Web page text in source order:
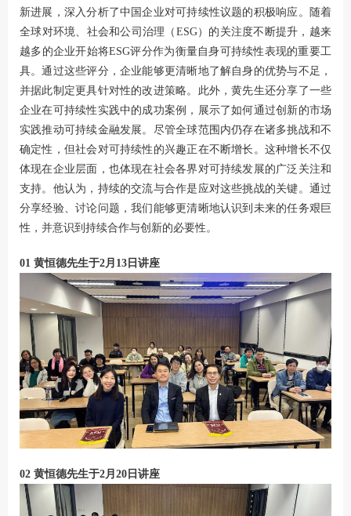
新进展，深入分析了中国企业对可持续性议题的积极响应。随着
全球对环境、社会和公司治理（ESG）的关注度不断提升，越来
越多的企业开始将ESG评分作为衡量自身可持续性表现的重要工
具。通过这些评分，企业能够更清晰地了解自身的优势与不足，
并据此制定更具针对性的改进策略。此外，黄先生还分享了一些
企业在可持续性实践中的成功案例，展示了如何通过创新的市场
实践推动可持续金融发展。尽管全球范围内仍存在诸多挑战和不
确定性，但社会对可持续性的兴趣正在不断增长。这种增长不仅
体现在企业层面，也体现在社会各界对可持续发展的广泛关注和
支持。他认为，持续的交流与合作是应对这些挑战的关键。通过
分享经验、讨论问题，我们能够更清晰地认识到未来的任务艰巨
性，并意识到持续合作与创新的必要性。
01 黄恒德先生于2月13日讲座
02 黄恒德先生于2月20日讲座